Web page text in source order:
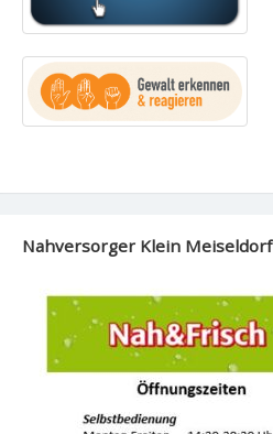
Nahversorger Klein Meiseldorf